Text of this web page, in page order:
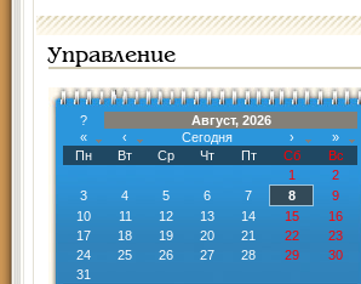
Управление
?
Август, 2026
«
‹ Сегодня ›
»
Пн
Вт Ср Чт Пт Сб
Вс
1
2
3
4 5 6 7 8
9
10
11 12 13 14 15
16
17
18 19 20 21 22
23
24
25 26 27 28 29
30
31